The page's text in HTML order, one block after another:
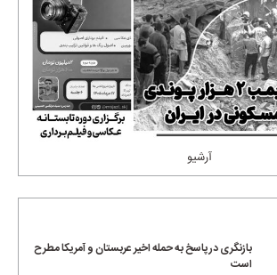
آرشیو
بازنگری در پاسخ به حمله اخیر عربستان و آمریکا مطرح
است